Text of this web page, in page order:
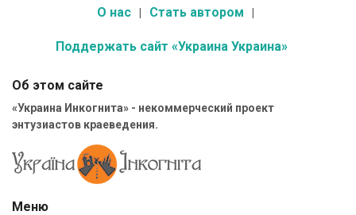
О нас Стать автором
Поддержать сайт «Украина Украина»
Об этом сайте
«Украина Инкогнита» - некоммерческий проект
энтузиастов краеведения.
Меню